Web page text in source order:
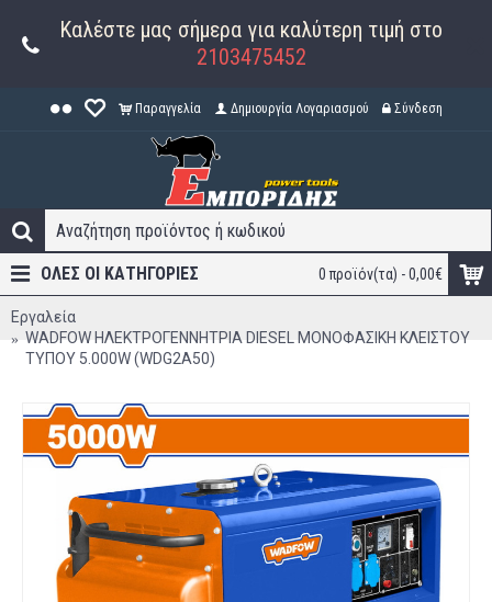
Καλέστε μας σήμερα για καλύτερη τιμή στο
2103475452
Παραγγελία Δημιουργία Λογαριασμού Σύνδεση
0 προϊόν(τα) - 0,00€
ΟΛΕΣ ΟΙ ΚΑΤΗΓΟΡΊΕΣ
Εργαλεία
WADFOW ΗΛΕΚΤΡΟΓΕΝΝΗΤΡΙΑ DIESEL ΜΟΝΟΦΑΣΙΚΗ ΚΛΕΙΣΤΟΥ
ΤΥΠΟΥ 5.000W (WDG2A50)